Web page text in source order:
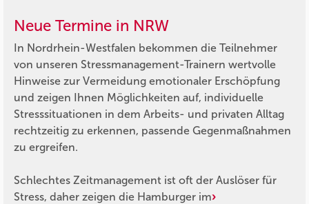
Neue Termine in NRW
In Nordrhein-Westfalen bekommen die Teilnehmer
von unseren Stressmanagement-Trainern wertvolle
Hinweise zur Vermeidung emotionaler Erschöpfung
und zeigen Ihnen Möglichkeiten auf, individuelle
Stresssituationen in dem Arbeits- und privaten Alltag
rechtzeitig zu erkennen, passende Gegenmaßnahmen
zu ergreifen.
Schlechtes Zeitmanagement ist oft der Auslöser für
Stress, daher zeigen die Hamburger im